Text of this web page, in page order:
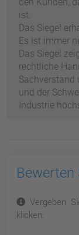
ist.
Das Siegel
Es ist immer
Das Siegel
rechtliche
Sachverstand
und der
Industrie
Bewerten
Vergeben
klicken.